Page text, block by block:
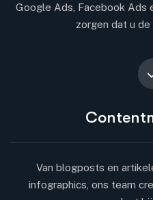
Google Ads, Facebook Ads
zorgen dat u
Van blogposts en
infographics, ons team